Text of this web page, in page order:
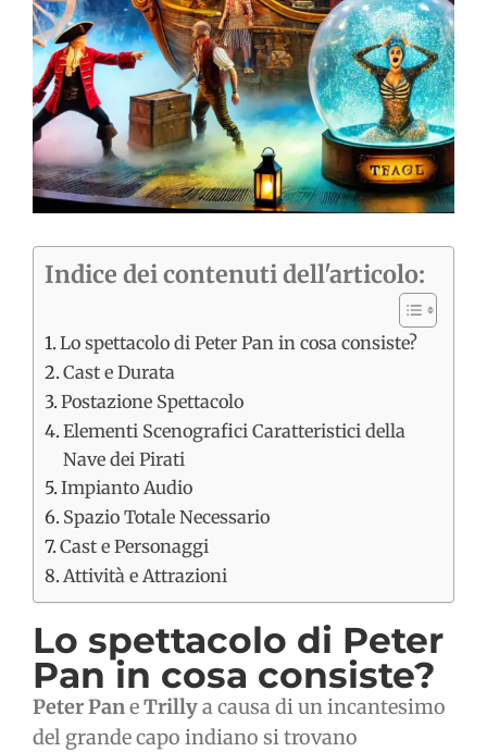
Indice dei contenuti dell'articolo:
Lo spettacolo di Peter Pan in cosa consiste?
Cast e Durata
Postazione Spettacolo
Elementi Scenografici Caratteristici della
Nave dei Pirati
Impianto Audio
Spazio Totale Necessario
Cast e Personaggi
Attività e Attrazioni
Lo spettacolo di Peter
Pan in cosa consiste?
Peter PaneTrillya causa di un incantesimo
del grande capo indiano si trovano